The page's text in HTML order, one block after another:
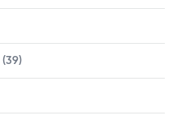
(39)